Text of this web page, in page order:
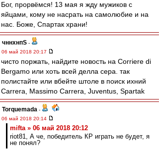
Бог, прорвёмся! 13 мая я жду мужиков с
яйцами, кому не насрать на самолюбие и на
нас. Боже, Спартак храни!
чннхнпS -
06 май 2018 20:17
чисто поржать, найдите новость на Corriere di
Bergamo или хоть всей делла сера. так
полистайте или вбейте штоле в поиск ихний
Carrera, Massimo Carrera, Juventus, Spartak
Torquemada -
06 май 2018 20:14
mifta » 06 май 2018 20:12
riot81, А че, победитель КР играть не будет, я
не понял?